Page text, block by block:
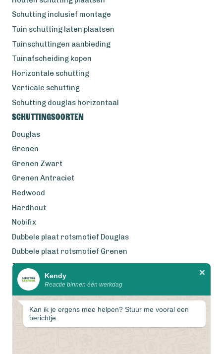
Schutting inclusief montage
Tuin schutting laten plaatsen
Tuinschuttingen aanbieding
Tuinafscheiding kopen
Horizontale schutting
Verticale schutting
Schutting douglas horizontaal
Schuttingsoorten
Douglas
Grenen
Grenen Zwart
Grenen Antraciet
Redwood
Hardhout
Nobifix
Dubbele plaat rotsmotief Douglas
Dubbele plaat rotsmotief Grenen
Zweeds Rabat Douglas
Wij werken met eerlijke
gecertificeerde houtsoorten
Kendy
Reactie binnen één werkdag
Kan ik je ergens mee helpen? Stuur me vooral een
berichtje.